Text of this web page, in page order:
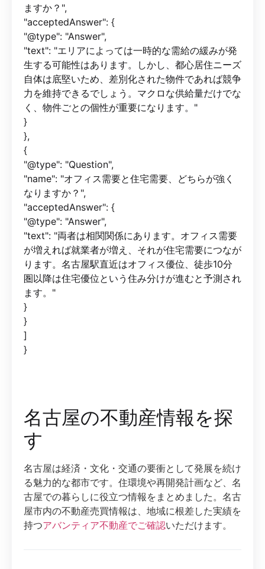
ますか？",
"acceptedAnswer": {
"@type": "Answer",
"text": "エリアによっては一時的な需給の緩みが発
生する可能性はあります。しかし、都心居住ニーズ
自体は底堅いため、差別化された物件であれば競争
力を維持できるでしょう。マクロな供給量だけでな
く、物件ごとの個性が重要になります。"
}
},
{
"@type": "Question",
"name": "オフィス需要と住宅需要、どちらが強く
なりますか？",
"acceptedAnswer": {
"@type": "Answer",
"text": "両者は相関関係にあります。オフィス需要
が増えれば就業者が増え、それが住宅需要につなが
ります。名古屋駅直近はオフィス優位、徒歩10分
圏以降は住宅優位という住み分けが進むと予測され
ます。"
}
}
]
}
名古屋の不動産情報を探
す
名古屋は経済・文化・交通の要衝として発展を続け
る魅力的な都市です。住環境や再開発計画など、名
古屋での暮らしに役立つ情報をまとめました。名古
屋市内の不動産売買情報は、地域に根差した実績を
持つアバンティア不動産でご確認いただけます。